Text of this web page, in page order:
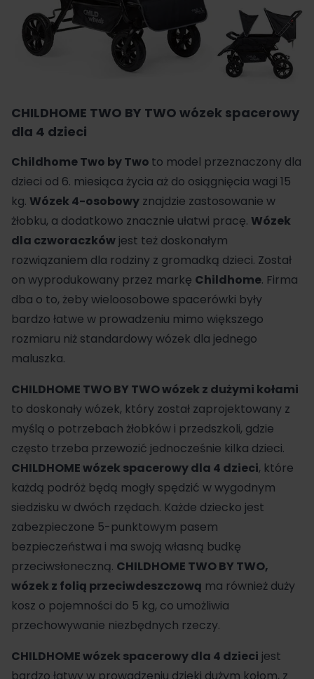
CHILDHOME TWO BY TWO wózek spacerowy
dla 4 dzieci
ChildhomeTwo by Two to model przeznaczony dla
dzieci od 6. miesiąca życia aż do osiągnięcia wagi 15
kg. Wózek 4-osobowy znajdzie zastosowanie w
żłobku, a dodatkowo znacznie ułatwi pracę. Wózek
dla czworaczków jest też doskonałym
rozwiązaniem dla rodziny z gromadką dzieci. Został
on wyprodukowany przez markę Childhome. Firma
dba o to, żeby wieloosobowe spacerówki były
bardzo łatwe w prowadzeniu mimo większego
rozmiaru niż standardowy wózek dla jednego
maluszka.
CHILDHOME TWO BY TWO wózek z dużymi kołami
to doskonały wózek, który został zaprojektowany z
myślą o potrzebach żłobków i przedszkoli, gdzie
często trzeba przewozić jednocześnie kilka dzieci.
CHILDHOMEwózek spacerowydla 4 dzieci, które
każdą podróż będą mogły spędzić w wygodnym
siedzisku w dwóch rzędach. Każde dziecko jest
zabezpieczone 5-punktowym pasem
bezpieczeństwa i ma swoją własną budkę
przeciwsłoneczną. CHILDHOME TWO BY TWO,
wózek z folią przeciwdeszczową ma również duży
kosz o pojemności do 5 kg, co umożliwia
przechowywanie niezbędnych rzeczy.
CHILDHOME wózek spacerowy dla 4 dzieci jest